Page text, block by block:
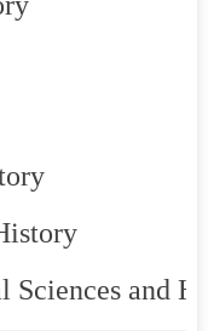
and